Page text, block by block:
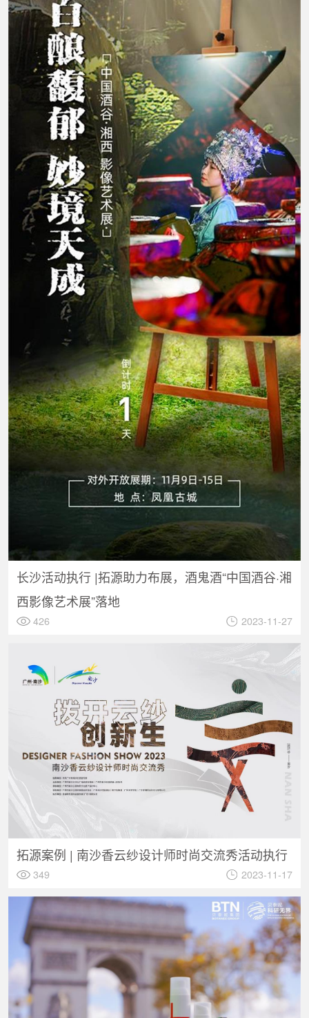
长沙活动执行 |拓源助力布展，酒鬼酒“中国酒谷·湘
西影像艺术展”落地
426 2023-11-27
拓源案例 | 南沙香云纱设计师时尚交流秀活动执行
349 2023-11-17